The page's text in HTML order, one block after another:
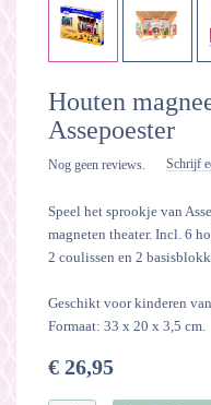
Houten
Assepoester
Nog geen reviews. Schrijf
Speel het sprookje van
magneten theater. Incl. 6
2 coulissen en 2
Geschikt voor kinderen
Formaat: 33 x 20 x 3,5 cm.
€ 26,95